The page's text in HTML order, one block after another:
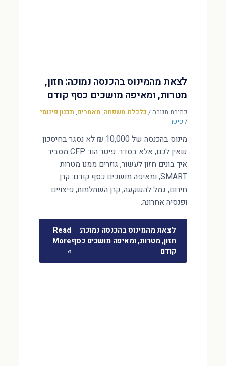
לצאת מהמינוס בהכנסה נמוכה: חזון,
מטרות, ומאיפה מושכים כסף קודם
כתיבת תגובה/ כלכלת משפחה, מאמרים, תכנון פיננסי
/ פיטר
מינוס בהכנסה של 10,000 ₪ לא נסגר בחיסכון
שאין לכם, אלא בסדר. פיטר הוד CFP מסביר
איך בונים חזון לעשור, גוזרים ממנו מטרות
SMART, ומאיפה מושכים כסף קודם: קרן
חירום, גמל להשקעה, קרן השתלמות, פיצויים
ופנסיה אחרונה.
לצאת מהמינוס בהכנסה נמוכה:
חזון, מטרות, ומאיפה מושכים כסף
קודם
Read
More
»